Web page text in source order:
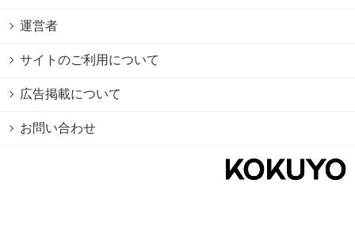
運営者
サイトのご利用について
広告掲載について
お問い合わせ